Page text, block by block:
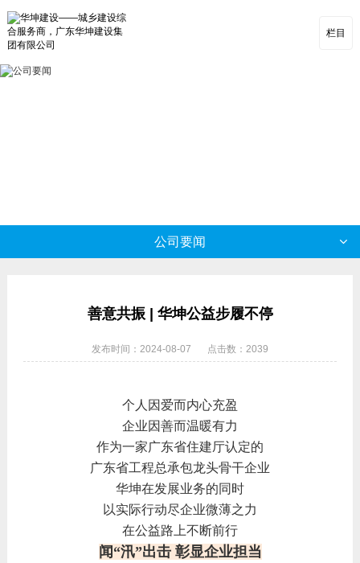
栏目
公司要闻
善意共振 | 华坤公益步履不停
发布时间：2024-08-07 点击数：2039
个人因爱而内心充盈
企业因善而温暖有力
作为一家广东省住建厅认定的
广东省工程总承包龙头骨干企业
华坤在发展业务的同时
以实际行动尽企业微薄之力
在公益路上不断前行
闻“汛”出击 彰显企业担当